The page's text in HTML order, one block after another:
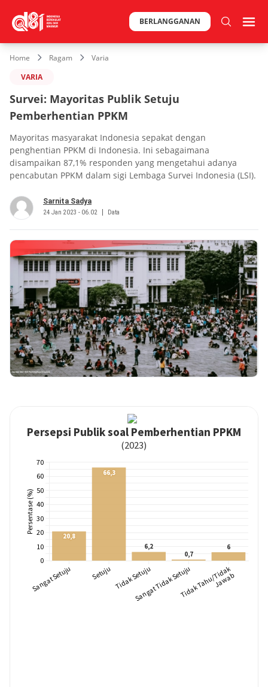
BERLANGGANAN
Home Ragam
Varia
VARIA
Survei: Mayoritas Publik Setuju
Pemberhentian PPKM
Mayoritas masyarakat Indonesia sepakat dengan
penghentian PPKM di Indonesia. Ini sebagaimana
disampaikan 87,1% responden yang mengetahui adanya
pencabutan PPKM dalam sigi Lembaga Survei Indonesia (LSI).
Sarnita Sadya
24 Jan 2023 - 06.02 Data